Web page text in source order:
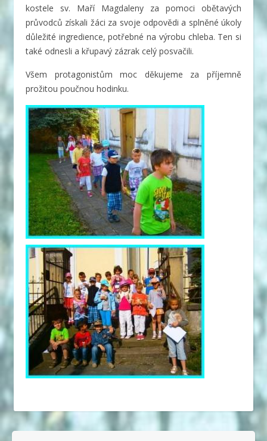
kostele sv. Maří Magdaleny za pomoci obětavých
průvodců získali žáci za svoje odpovědi a splněné úkoly
důležité ingredience, potřebné na výrobu chleba. Ten si
také odnesli a křupavý zázrak celý posvačili.
Všem protagonistům moc děkujeme za příjemně
prožitou poučnou hodinku.